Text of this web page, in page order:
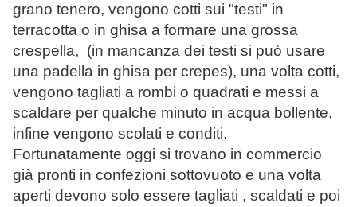
grano tenero, vengono cotti sui "testi" in
terracotta o in ghisa a formare una grossa
crespella, (in mancanza dei testi si può usare
una padella in ghisa per crepes), una volta cotti,
vengono tagliati a rombi o quadrati e messi a
scaldare per qualche minuto in acqua bollente,
infine vengono scolati e conditi.
Fortunatamente oggi si trovano in commercio
già pronti in confezioni sottovuoto e una volta
aperti devono solo essere tagliati , scaldati e poi